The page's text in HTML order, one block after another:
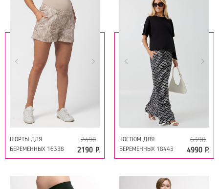
ШОРТЫ ДЛЯ
БЕРЕМЕННЫХ 16338
ПРИНТ САФАРИ
2490
2190 Р.
КОСТЮМ ДЛЯ
БЕРЕМЕННЫХ 18443
ЦЕПИ НА ЧЕРНОМ -
6390
4990 Р.